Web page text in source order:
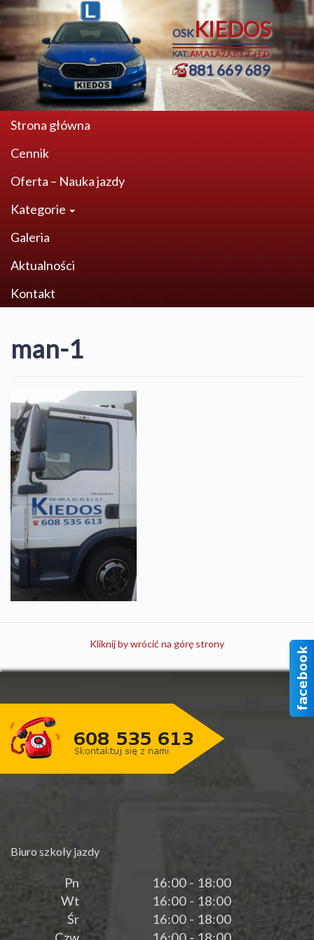
OSKKIEDOS
KAT:AM,A1,A2,A,B,C,C+E,D
881 669 689
Strona główna
Cennik
Oferta – Nauka jazdy
Kategorie
Galeria
Aktualności
Kontakt
man-1
Kliknij by wrócić na górę strony
Biuro szkoły jazdy
Pn
16:00 - 18:00
Wt
16:00 - 18:00
Śr
16:00 - 18:00